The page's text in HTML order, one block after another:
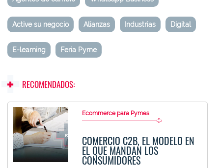
Active su negocio Alianzas Industrias Digital
E-learning Feria Pyme
RECOMENDADOS:
Ecommerce para Pymes
COMERCIO C2B, EL MODELO EN
EL QUE MANDAN LOS
CONSUMIDORES